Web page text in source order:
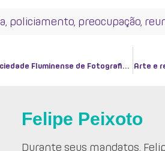
policiamento preocupação
Exposição em cartaz na Sociedade Fluminense de Fotografia mostra o drama da hanseníase no país Arte e
Felipe Peixoto
Durante seus mandatos,